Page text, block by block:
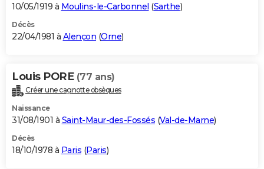
10/05/1919 à Moulins-le-Carbonnel (Sarthe)
Décès
22/04/1981 à Alençon (Orne)
Louis PORE (77 ans)
Créer une cagnotte obsèques
Naissance
31/08/1901 à Saint-Maur-des-Fossés (Val-de-Marne)
Décès
18/10/1978 à Paris (Paris)